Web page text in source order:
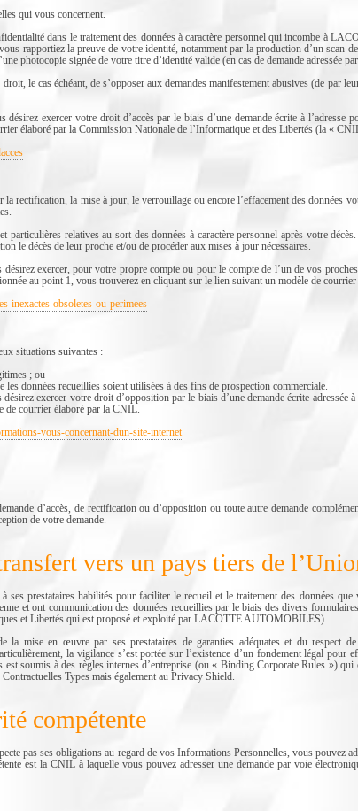
qui vous concernent.
dans le traitement des données à caractère personnel qui incombe à
rapportiez la preuve de votre identité, notamment par la production d’un scan
photocopie signée de votre titre d’identité valide (en cas de demande adressée
le cas échéant, de s’opposer aux demandes manifestement abusives (de par
exercer votre droit d’accès par le biais d’une demande écrite à l’adresse
élaboré par la Commission Nationale de l’Informatique et des Libertés (la «
rectification, la mise à jour, le verrouillage ou encore l’effacement des données
relatives au sort des données à caractère personnel après votre
le décès de leur proche et/ou de procéder aux mises à jour nécessaires.
exercer, pour votre propre compte ou pour le compte de l’un de vos
au point 1, vous trouverez en cliquant sur le lien suivant un modèle de
inexactes-obsoletes-ou-perimees
situations suivantes :
; ou
les données recueillies soient utilisées à des fins de prospection commerciale.
exercer votre droit d’opposition par le biais d’une demande écrite adressée
de courrier élaboré par la CNIL.
vous-concernant-dun-site-internet
d’accès, de rectification ou d’opposition ou toute autre demande
de votre demande.
vers un pays tiers de
prestataires habilités pour faciliter le recueil et le traitement des données que
et ont communication des données recueillies par le biais des divers
et Libertés qui est proposé et exploité par LACOTTE AUTOMOBILES).
la mise en œuvre par ses prestataires de garanties adéquates et du respect
la vigilance s’est portée sur l’existence d’un fondement légal pour
est soumis à des règles internes d’entreprise (ou « Binding Corporate Rules »)
Types mais également au Privacy Shield.
compétente
pas ses obligations au regard de vos Informations Personnelles, vous pouvez
est la CNIL à laquelle vous pouvez adresser une demande par voie